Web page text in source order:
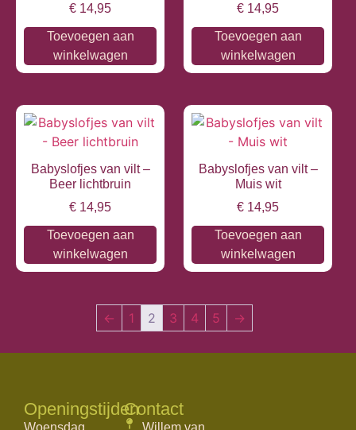
€ 14,95
Toevoegen aan
winkelwagen
€ 14,95
Toevoegen aan
winkelwagen
Babyslofjes van vilt –
Beer lichtbruin
€ 14,95
Toevoegen aan
winkelwagen
Babyslofjes van vilt –
Muis wit
€ 14,95
Toevoegen aan
winkelwagen
← 1 2 3 4 5 →
Openingstijden
Woensdag
Contact
Willem van